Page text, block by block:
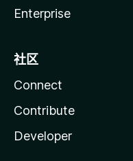
Enterprise
社区
Connect
Contribute
Developer